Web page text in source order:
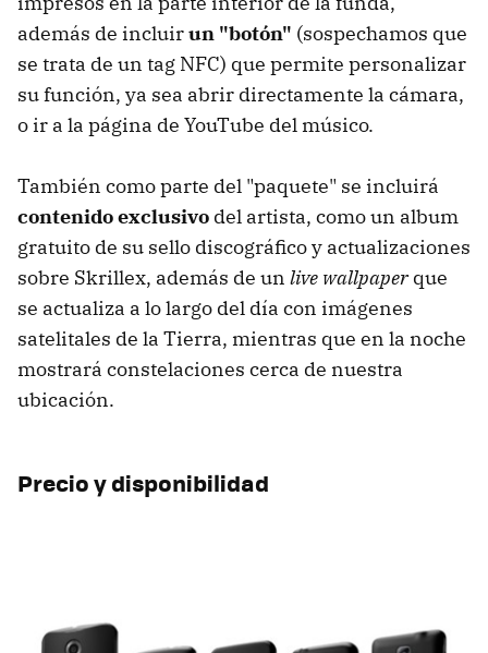
además de incluirun "botón" (sospechamos que
se trata de un tag NFC) que permite personalizar
su función, ya sea abrir directamente la cámara,
o ir a la página de YouTube del músico.
También como parte del "paquete" se incluirá
contenido exclusivo del artista, como un album
gratuito de su sello discográfico y actualizaciones
sobre Skrillex, además de un live wallpaperque
se actualiza a lo largo del día con imágenes
satelitales de la Tierra, mientras que en la noche
mostrará constelaciones cerca de nuestra
ubicación.
Precio y disponibilidad